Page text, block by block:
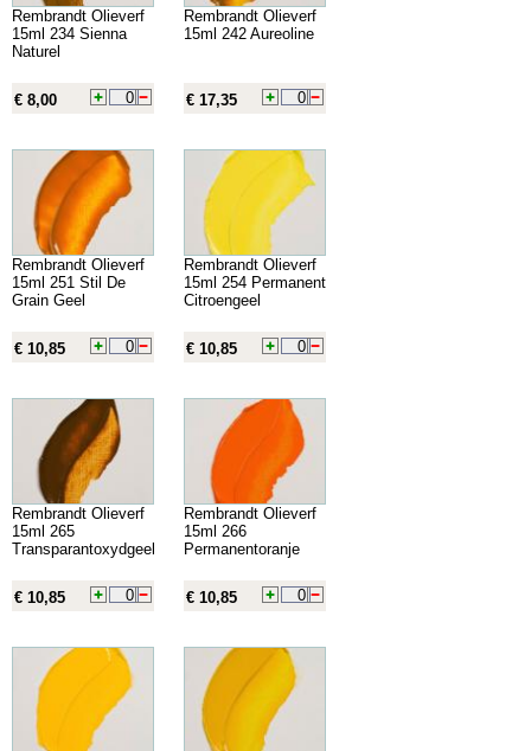
Rembrandt Olieverf
15ml 234 Sienna
Naturel
€ 8,00
Rembrandt Olieverf
15ml 242 Aureoline
€ 17,35
Rembrandt Olieverf
15ml 251 Stil De
Grain Geel
€ 10,85
Rembrandt Olieverf
15ml 254 Permanent
Citroengeel
€ 10,85
Rembrandt Olieverf
15ml 265
Transparantoxydgeel
€ 10,85
Rembrandt Olieverf
15ml 266
Permanentoranje
€ 10,85